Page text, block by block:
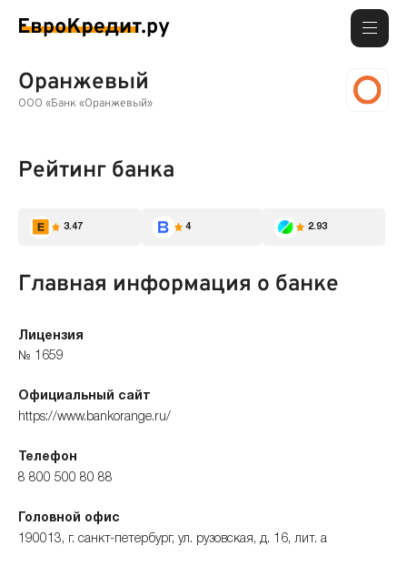
Оранжевый
ООО «Банк «Оранжевый»
Рейтинг банка
3.47 4 2.93
Главная информация о банке
Лицензия
№ 1659
Официальный сайт
https://www.bankorange.ru/
Телефон
8 800 500 80 88
Головной офис
190013, г. санкт-петербург, ул. рузовская, д. 16, лит. а